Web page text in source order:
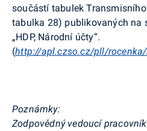
součástí tabulek
tabulka 28) publikovaných na
„HDP, Národní účty“.
(http://apl.czso.cz/pll/
Poznámky:
Zodpovědný vedoucí